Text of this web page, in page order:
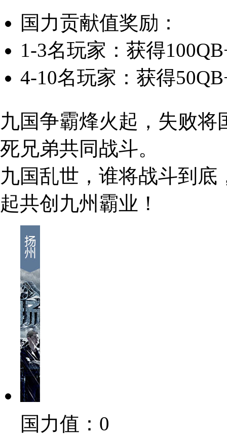
国力贡献值奖励：
1-3名玩家：获得
4-10名玩家：获得
九国争霸烽火起，失败
死兄弟共同战斗。
九国乱世，谁将战斗到
起共创九州霸业！
国力值： 0